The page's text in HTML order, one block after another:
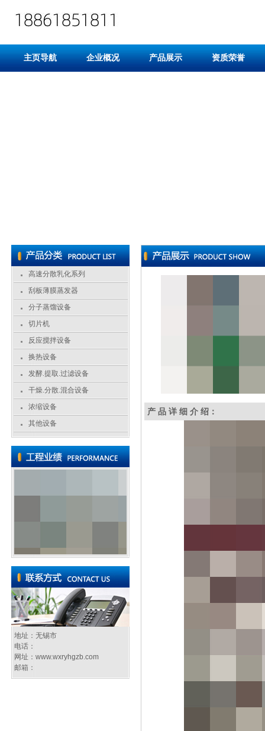
主页导航 企业概况 产品展示 资质荣誉
高速分散乳化系列
刮板薄膜蒸发器
分子蒸馏设备
切片机
反应搅拌设备
换热设备
发酵.提取.过滤设备
干燥.分散.混合设备
浓缩设备
其他设备
地址：无锡市
电话：
网址： www.wxryhgzb.com
邮箱：
产 品 详 细 介 绍：